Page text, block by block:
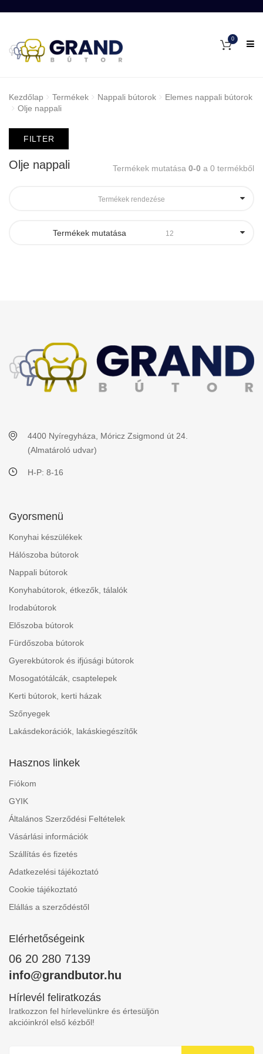
0
Kezdőlap Termékek Nappali bútorok
Elemes nappali bútorok
Olje nappali
FILTER
Olje nappali Termékek mutatása 0-0 a 0 termékből
Termékek rendezése
Termékek mutatása 12
4400 Nyíregyháza, Móricz Zsigmond út 24.
(Almatároló udvar)
H-P: 8-16
Gyorsmenü
Konyhai készülékek
Hálószoba bútorok
Nappali bútorok
Konyhabútorok, étkezők, tálalók
Irodabútorok
Előszoba bútorok
Fürdőszoba bútorok
Gyerekbútorok és ifjúsági bútorok
Mosogatótálcák, csaptelepek
Kerti bútorok, kerti házak
Szőnyegek
Lakásdekorációk, lakáskiegészítők
Hasznos linkek
Fiókom
GYIK
Általános Szerződési Feltételek
Vásárlási információk
Szállítás és fizetés
Adatkezelési tájékoztató
Cookie tájékoztató
Elállás a szerződéstől
Elérhetőségeink
06 20 280 7139
info@grandbutor.hu
Hírlevél feliratkozás
Iratkozzon fel hírlevelünkre és értesüljön
akcióinkról első kézből!